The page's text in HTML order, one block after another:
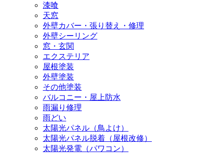
漆喰
天窓
外壁カバー・張り替え・修理
外壁シーリング
窓・玄関
エクステリア
屋根塗装
外壁塗装
その他塗装
バルコニー・屋上防水
雨漏り修理
雨どい
太陽光パネル（鳥よけ）
太陽光パネル脱着（屋根改修）
太陽光発電（パワコン）